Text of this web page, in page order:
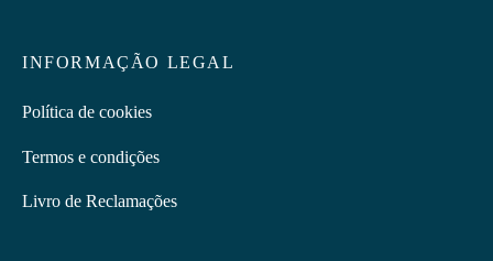
INFORMAÇÃO LEGAL
Política de cookies
Termos e condições
Livro de Reclamações